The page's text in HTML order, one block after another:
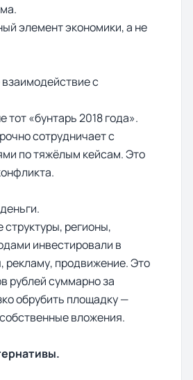
элемент экономики, а не
с
тот «бунтарь 2018 года».
сотрудничает с
по тяжёлым кейсам. Это
структуры, регионы,
инвестировали в
рекламу, продвижение. Это
рублей суммарно за
обрубить площадку —
вложения.